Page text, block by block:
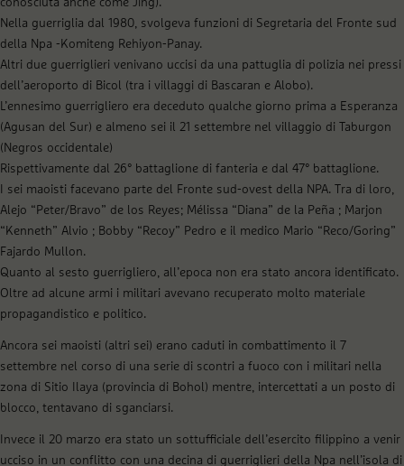
conosciuta anche come Jing).
Nella guerriglia dal 1980, svolgeva funzioni di Segretaria del Fronte sud
della Npa -Komiteng Rehiyon-Panay.
Altri due guerriglieri venivano uccisi da una pattuglia di polizia nei pressi
dell’aeroporto di Bicol (tra i villaggi di Bascaran e Alobo).
L’ennesimo guerrigliero era deceduto qualche giorno prima a Esperanza
(Agusan del Sur) e almeno sei il 21 settembre nel villaggio di Taburgon
(Negros occidentale)
Rispettivamente dal 26° battaglione di fanteria e dal 47° battaglione.
I sei maoisti facevano parte del Fronte sud-ovest della NPA. Tra di loro,
Alejo “Peter/Bravo” de los Reyes; Mélissa “Diana” de la Peña ; Marjon
“Kenneth” Alvio ; Bobby “Recoy” Pedro e il medico Mario “Reco/Goring”
Fajardo Mullon.
Quanto al sesto guerrigliero, all’epoca non era stato ancora identificato.
Oltre ad alcune armi i militari avevano recuperato molto materiale
propagandistico e politico.
Ancora sei maoisti (altri sei) erano caduti in combattimento il 7
settembre nel corso di una serie di scontri a fuoco con i militari nella
zona di Sitio Ilaya (provincia di Bohol) mentre, intercettati a un posto di
blocco, tentavano di sganciarsi.
Invece il 20 marzo era stato un sottufficiale dell’esercito filippino a venir
ucciso in un conflitto con una decina di guerriglieri della Npa nell’isola di